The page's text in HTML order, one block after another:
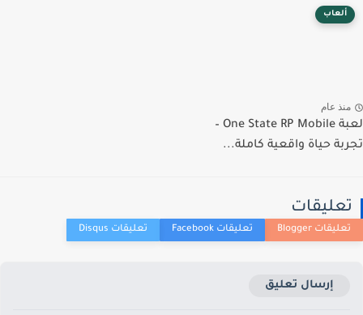
ألعاب
عام
لعبة One State RP Mobile –
حياة واقعية كاملة...
إرسال تعليق